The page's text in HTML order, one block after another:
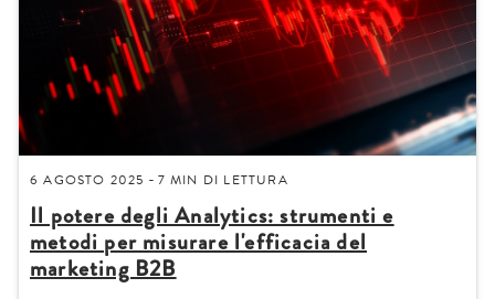
6 AGOSTO 2025 - 7 MIN DI LETTURA
Il potere degli Analytics: strumenti e
metodi per misurare l'efficacia del
marketing B2B